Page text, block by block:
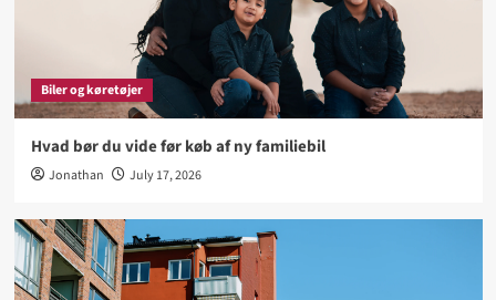
Biler og køretøjer
Hvad bør du vide før køb af ny familiebil
Jonathan July 17, 2026